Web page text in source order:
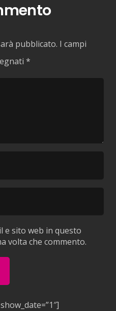
pubblicato. I campi
*
e sito web in questo
volta che commento.